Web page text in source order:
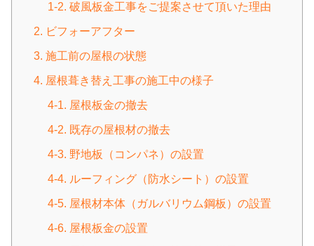
1-2. 破風板金工事をご提案させて頂いた理由
2. ビフォーアフター
3. 施工前の屋根の状態
4. 屋根葺き替え工事の施工中の様子
4-1. 屋根板金の撤去
4-2. 既存の屋根材の撤去
4-3. 野地板（コンパネ）の設置
4-4. ルーフィング（防水シート）の設置
4-5. 屋根材本体（ガルバリウム鋼板）の設置
4-6. 屋根板金の設置